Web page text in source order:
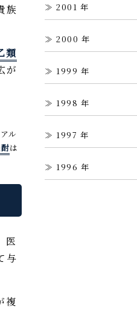
族
類
が
ル
は
医
与
複
2001
2000
1999
1998
1997
1996